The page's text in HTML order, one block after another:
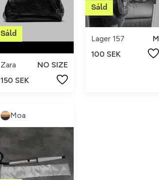
Zara
NO SIZE
150 SEK
Lager 157
M
100 SEK
Moa